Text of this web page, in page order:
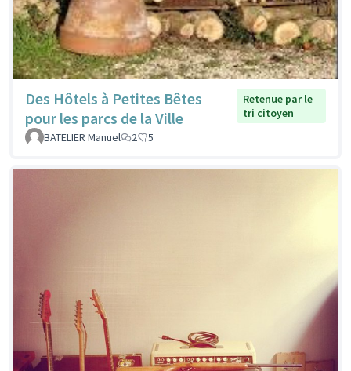
Des Hôtels à Petites Bêtes
pour les parcs de la Ville
Retenue par le
tri citoyen
BATELIER Manuel
2 5